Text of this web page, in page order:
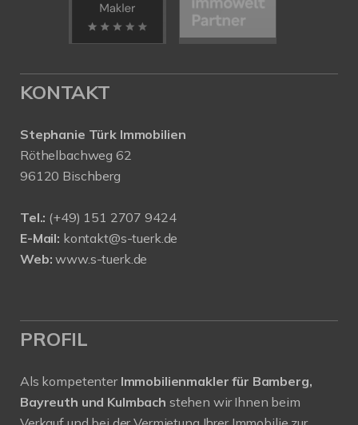
KONTAKT
Stephanie Türk Immobilien
Röthelbachweg 62
96120 Bischberg
Tel.: (+49) 151 2707 9424
E-Mail: kontakt@s-tuerk.de
Web: www.s-tuerk.de
PROFIL
Als kompetenter Immobilienmakler für Bamberg,
Bayreuth und Kulmbach stehen wir Ihnen beim